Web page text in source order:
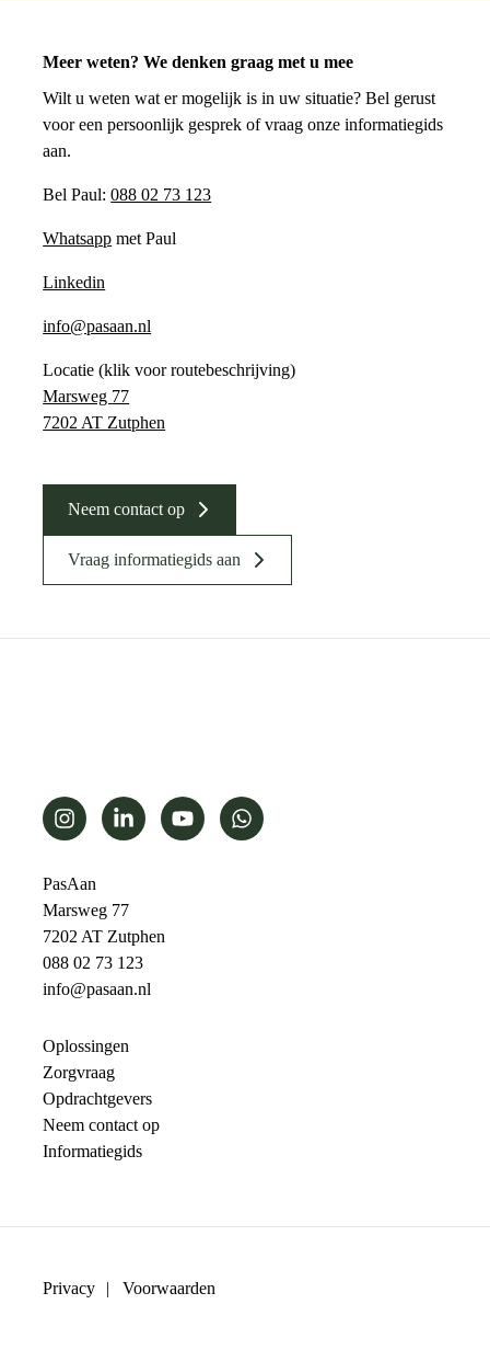
Meer weten? We denken graag met u mee
Wilt u weten wat er mogelijk is in uw situatie? Bel gerust
voor een persoonlijk gesprek of vraag onze informatiegids
aan.
Bel Paul:088 02 73 123
Whatsapp met Paul
Linkedin
info@pasaan.nl
Locatie (klik voor routebeschrijving)
Marsweg 77
7202 AT Zutphen
Neem contact op
Vraag informatiegids aan
PasAan
Marsweg 77
7202 AT Zutphen
088 02 73 123
info@pasaan.nl
Oplossingen
Zorgvraag
Opdrachtgevers
Neem contact op
Informatiegids
Privacy Voorwaarden